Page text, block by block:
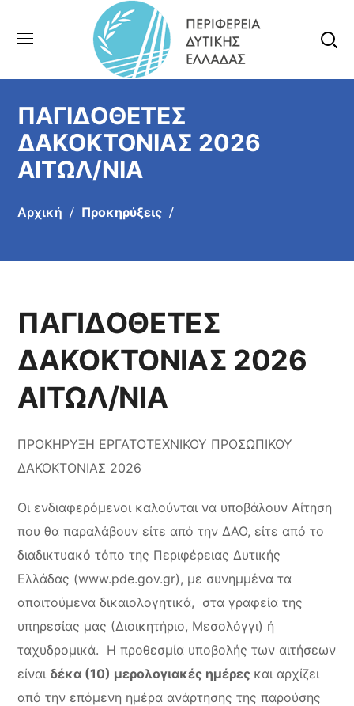
ΠΑΓΙΔΟΘΕΤΕΣ
ΔΑΚΟΚΤΟΝΙΑΣ 2026
ΑΙΤΩΛ/ΝΙΑ
Αρχική Προκηρύξεις
ΠΑΓΙΔΟΘΕΤΕΣ
ΔΑΚΟΚΤΟΝΙΑΣ 2026
ΑΙΤΩΛ/ΝΙΑ
ΠΡΟΚΗΡΥΞΗ ΕΡΓΑΤΟΤΕΧΝΙΚΟΥ ΠΡΟΣΩΠΙΚΟΥ
ΔΑΚΟΚΤΟΝΙΑΣ 2026
Οι ενδιαφερόμενοι καλούνται να υποβάλουν Αίτηση
που θα παραλάβουν είτε από την ΔΑΟ, είτε από το
διαδικτυακό τόπο της Περιφέρειας Δυτικής
Ελλάδας (www.pde.gov.gr), με συνημμένα τα
απαιτούμενα δικαιολογητικά, στα γραφεία της
υπηρεσίας μας (Διοικητήριο, Μεσολόγγι) ή
ταχυδρομικά. Η προθεσμία υποβολής των αιτήσεων
είναι δέκα (10) μερολογιακές ημέρες και αρχίζει
από την επόμενη ημέρα ανάρτησης της παρούσης